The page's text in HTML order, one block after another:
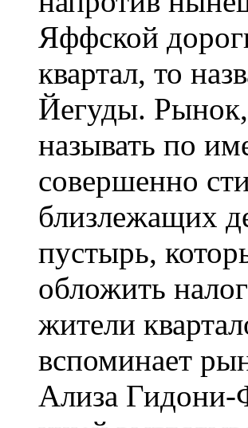
Яффской
квартал, то
Йегуды. Рынок,
называть по
совершенно
близлежащих
пустырь,
обложить
жители
вспоминает
Ализа Гидони-